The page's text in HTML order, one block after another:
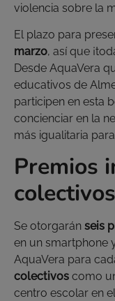
violencia sobre la
El plazo para
marzo, así que
Desde AquaVera
educativos de
participen en esta
concienciar en la
más igualitaria
Premios
colectivos
Se otorgarán seis
en un smartphone
AquaVera para
colectivos como
centro escolar en